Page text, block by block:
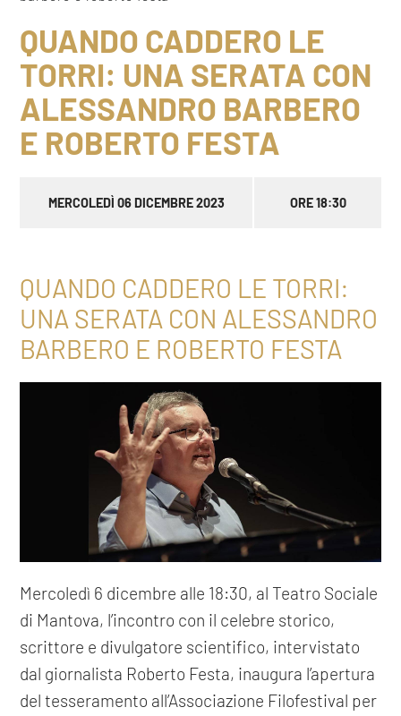
QUANDO CADDERO LE
TORRI: UNA SERATA CON
ALESSANDRO BARBERO
E ROBERTO FESTA
MERCOLEDÌ 06 DICEMBRE 2023 ORE 18:30
QUANDO CADDERO LE TORRI:
UNA SERATA CON ALESSANDRO
BARBERO E ROBERTO FESTA
Mercoledì 6 dicembre alle 18:30, al Teatro Sociale
di Mantova, l’incontro con il celebre storico,
scrittore e divulgatore scientifico, intervistato
dal giornalista Roberto Festa, inaugura l’apertura
del tesseramento all’Associazione Filofestival per